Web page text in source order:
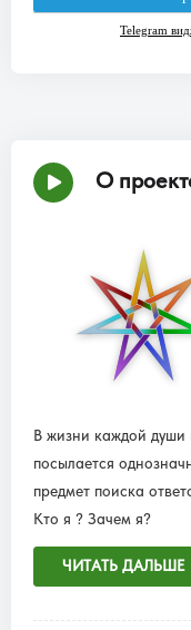
О
В жизни каждой души
посылается
предмет поиска
Кто я ? Зачем я?
ЧИТАТЬ ДАЛЬШЕ